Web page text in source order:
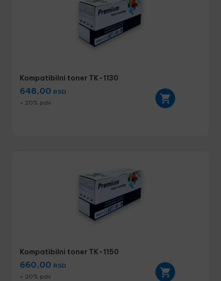
Kompatibilni toner TK-1130
648,00 RSD
+ 20% pdv
Kompatibilni toner TK-1150
660,00 RSD
+ 20% pdv